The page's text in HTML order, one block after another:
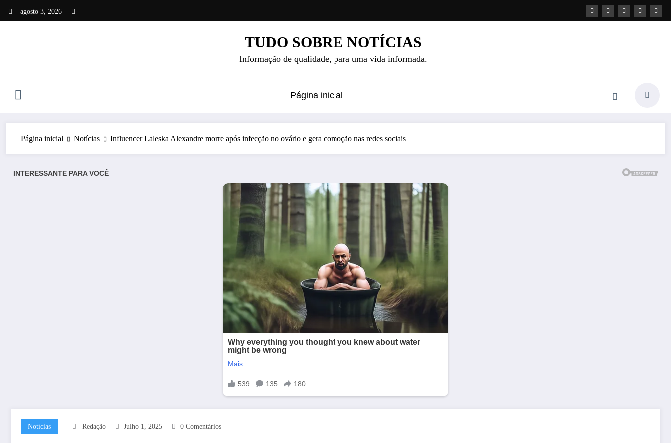
agosto 3, 2026
TUDO SOBRE NOTÍCIAS
Informação de qualidade, para uma vida informada.
Página inicial
Página inicial Notícias Influencer Laleska Alexandre morre após infecção no ovário e gera comoção nas redes sociais
Notícias Redação Julho 1, 2025 0 Comentários